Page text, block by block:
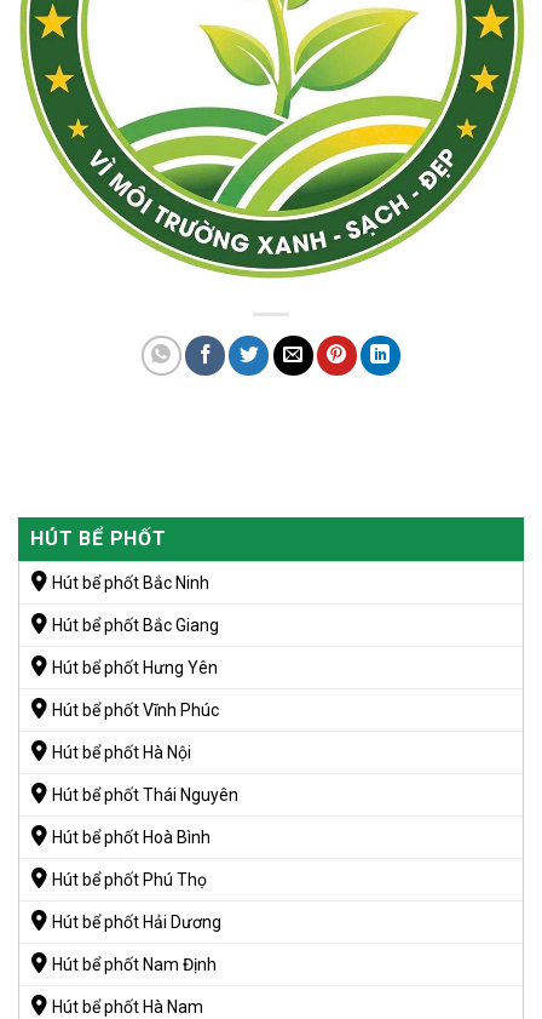
HÚT BỂ PHỐT
Hút bể phốt Bắc Ninh
Hút bể phốt Bắc Giang
Hút bể phốt Hưng Yên
Hút bể phốt Vĩnh Phúc
Hút bể phốt Hà Nội
Hút bể phốt Thái Nguyên
Hút bể phốt Hoà Bình
Hút bể phốt Phú Thọ
Hút bể phốt Hải Dương
Hút bể phốt Nam Định
Hút bể phốt Hà Nam